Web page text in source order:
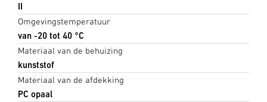
II
Omgevingstemperatuur
van -20 tot 40 °C
Materiaal van de behuizing
kunststof
Materiaal van de afdekking
PC opaal